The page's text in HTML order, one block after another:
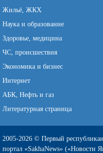
Жильё, ЖКХ
Наука и образование
Здоровье, медицина
ЧС, происшествия
Экономика и бизнес
Интернет
АБК, Нефть и газ
Литературная страница
2005-2026 © Первый
портал «SakhaNews» («Новости